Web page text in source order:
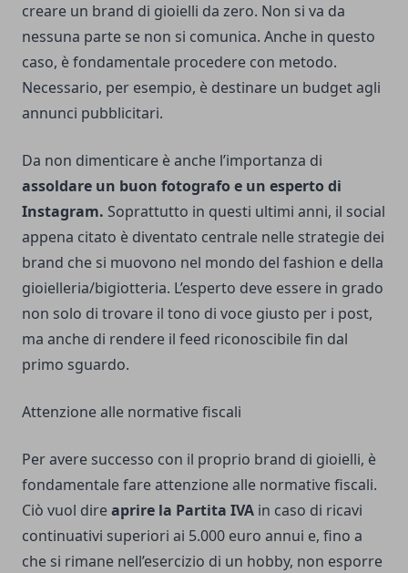
creare un brand di gioielli da zero. Non si va da
nessuna parte se non si comunica. Anche in questo
caso, è fondamentale procedere con metodo.
Necessario, per esempio, è destinare un budget agli
annunci pubblicitari.
Da non dimenticare è anche l’importanza di
assoldare un buon fotografo e un esperto di
Instagram. Soprattutto in questi ultimi anni, il social
appena citato è diventato centrale nelle strategie dei
brand che si muovono nel mondo del fashion e della
gioielleria/bigiotteria. L’esperto deve essere in grado
non solo di trovare il tono di voce giusto per i post,
ma anche di rendere il feed riconoscibile fin dal
primo sguardo.
Attenzione alle normative fiscali
Per avere successo con il proprio brand di gioielli, è
fondamentale fare attenzione alle normative fiscali.
Ciò vuol direaprire la Partita IVA in caso di ricavi
continuativi superiori ai 5.000 euro annui e, fino a
che si rimane nell’esercizio di un hobby, non esporre